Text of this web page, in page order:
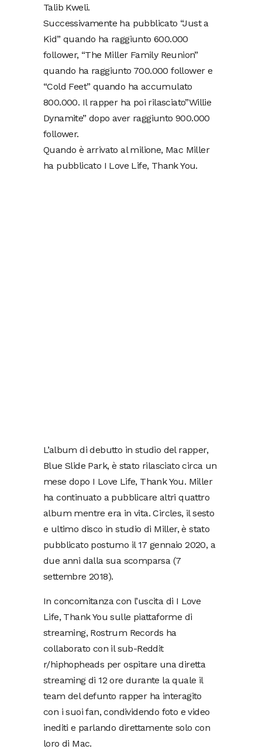
Talib Kweli.
Successivamente ha pubblicato “Just a
Kid” quando ha raggiunto 600.000
follower, “The Miller Family Reunion”
quando ha raggiunto 700.000 follower e
“Cold Feet” quando ha accumulato
800.000. Il rapper ha poi rilasciato”Willie
Dynamite” dopo aver raggiunto 900.000
follower.
Quando è arrivato al milione, Mac Miller
ha pubblicato I Love Life, Thank You.
L’album di debutto in studio del rapper,
Blue Slide Park, è stato rilasciato circa un
mese dopo I Love Life, Thank You. Miller
ha continuato a pubblicare altri quattro
album mentre era in vita. Circles, il sesto
e ultimo disco in studio di Miller, è stato
pubblicato postumo il 17 gennaio 2020, a
due anni dalla sua scomparsa (7
settembre 2018).
In concomitanza con l’uscita di I Love
Life, Thank You sulle piattaforme di
streaming, Rostrum Records ha
collaborato con il sub-Reddit
r/hiphopheads per ospitare una diretta
streaming di 12 ore durante la quale il
team del defunto rapper ha interagito
con i suoi fan, condividendo foto e video
inediti e parlando direttamente solo con
loro di Mac.